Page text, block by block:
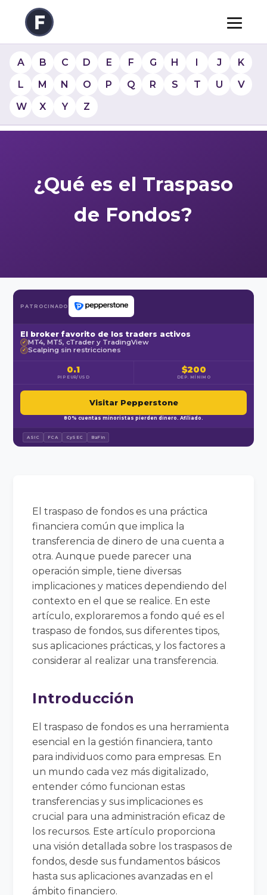
A B C D E F G H I J
K
L
M N O P Q R S T U
V
W
X Y Z
¿Qué es el Traspaso
de Fondos?
PATROCINADO
El broker favorito de los traders activos
✓ MT4, MT5, cTrader y TradingView
✓ Scalping sin restricciones
0.1
PIP EUR/USD
$200
DEP. MÍNIMO
Visitar Pepperstone
80% cuentas minoristas pierden dinero. Afiliado.
ASIC FCA CySEC BaFin
El traspaso de fondos es una práctica
financiera común que implica la
transferencia de dinero de una cuenta a
otra. Aunque puede parecer una
operación simple, tiene diversas
implicaciones y matices dependiendo del
contexto en el que se realice. En este
artículo, exploraremos a fondo qué es el
traspaso de fondos, sus diferentes tipos,
sus aplicaciones prácticas, y los factores a
considerar al realizar una transferencia.
Introducción
El traspaso de fondos es una herramienta
esencial en la gestión financiera, tanto
para individuos como para empresas. En
un mundo cada vez más digitalizado,
entender cómo funcionan estas
transferencias y sus implicaciones es
crucial para una administración eficaz de
los recursos. Este artículo proporciona
una visión detallada sobre los traspasos de
fondos, desde sus fundamentos básicos
hasta sus aplicaciones avanzadas en el
ámbito financiero.